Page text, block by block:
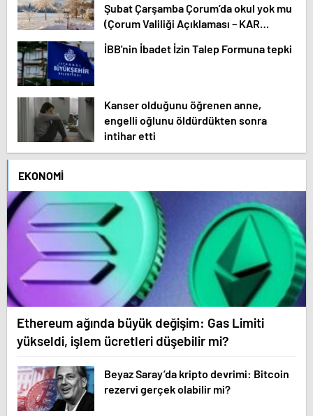
Şubat Çarşamba Çorum’da okul yok mu
(Çorum Valiliği Açıklaması – KAR
İBB'nin İbadet İzin Talep Formuna tepki
Kanser olduğunu öğrenen anne,
engelli oğlunu öldürdükten sonra
intihar etti
EKONOMI
Ethereum ağında büyük değişim: Gas Limiti
yükseldi, işlem ücretleri düşebilir mi?
Beyaz Saray’da kripto devrimi: Bitcoin
rezervi gerçek olabilir mi?